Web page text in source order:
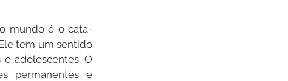
mundo é o cata-
tem um sentido
adolescentes. O
permanentes e